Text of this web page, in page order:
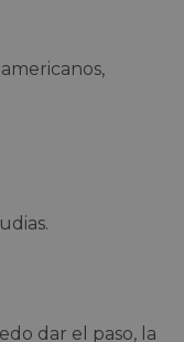
dar el paso, la